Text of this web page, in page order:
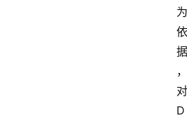
为
依
据
，
对
D